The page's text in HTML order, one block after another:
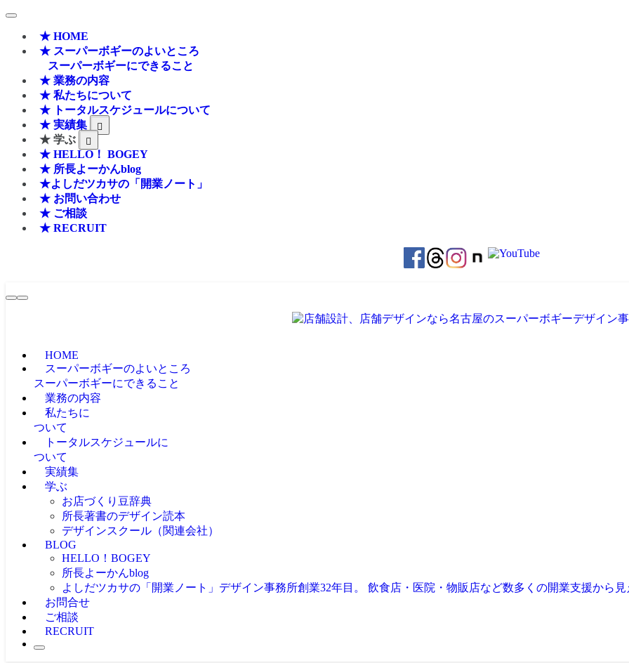
★ HOME
★ スーパーボギーのよいところ
スーパーボギーにできること
★ 業務の内容
★ 私たちについて
★ トータルスケジュールについて
★ 実績集
★ 学ぶ
★ HELLO！ BOGEY
★ 所長よーかんblog
★よしだツカサの「開業ノート」
★ お問い合わせ
★ ご相談
★ RECRUIT
HOME
スーパーボギーのよいところ
スーパーボギーにできること
業務の内容
私たちに
ついて
トータルスケジュールに
ついて
実績集
学ぶ
お店づくり豆辞典
所長著書のデザイン読本
デザインスクール（関連会社）
BLOG
HELLO！BOGEY
所長よーかんblog
よしだツカサの「開業ノート」 デザイン事務所創業32年目。 飲食店・医院・物販店など数多くの開業支援から
お問合せ
ご相談
RECRUIT